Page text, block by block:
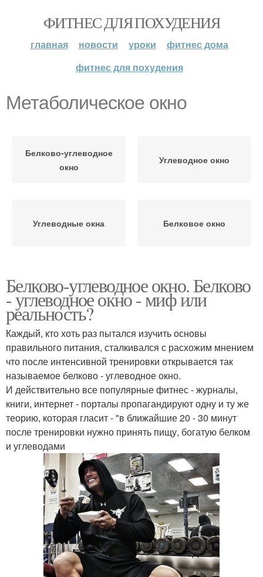
ФИТНЕС ДЛЯ ПОХУДЕНИЯ
главная новости уроки
фитнес дома
фитнес для похудения
Метаболическое окно
Белково-углеводное
окно
Углеводное окно
Углеводные окна Белковое окно
Белково-углеводное окно. Белково
- углеводное окно - миф или
реальность?
Каждый, кто хоть раз пытался изучить основы
правильного питания, сталкивался с расхожим мнением
что после интенсивной тренировки открывается так
называемое белково - углеводное окно.
И действительно все популярные фитнес - журналы,
книги, интернет - порталы пропагандируют одну и ту же
теорию, которая гласит - "в ближайшие 20 - 30 минут
после тренировки нужно принять пищу, богатую белком
и углеводами